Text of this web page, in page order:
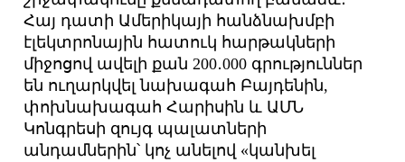
Հայ դատի Ամերիկայի հանձնախմբի
էլեկտրոնային հատուկ հարթակների
միջոցով ավելի քան 200․000 գրություններ
են ուղարկվել նախագահ Բայդենին,
փոխնախագահ Հարիսին և ԱՄՆ
Կոնգրեսի զույգ պալատների
անդամներին՝ կոչ անելով «կանխել